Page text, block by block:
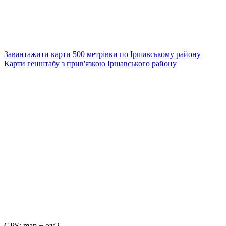
Завантажити карти 500 метрівки по Іршавському району
Карти генштабу з прив'язкою Іршавського району